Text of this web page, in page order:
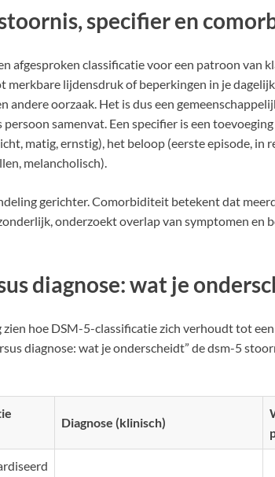
specifier en
afgesproken classificatie voor een patroon van
merkbare lijdensdruk of beperkingen in je
andere oorzaak. Het is dus een
samenvat. Een specifier is een
matig, ernstig), het beloop (eerste episode, in
melancholisch).
gerichter. Comorbiditeit betekent dat
onderzoekt overlap van symptomen en
diagnose: wat je
zien hoe DSM-5-classificatie zich verhoudt tot
diagnose: wat je onderscheidt” de dsm-5
Diagnose (klinisch)